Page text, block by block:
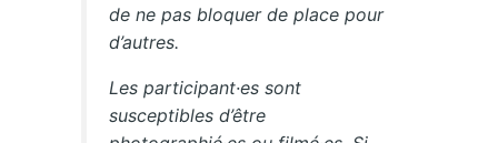
de ne pas bloquer de place pour
d’autres.
Les participant·es sont
susceptibles d’être